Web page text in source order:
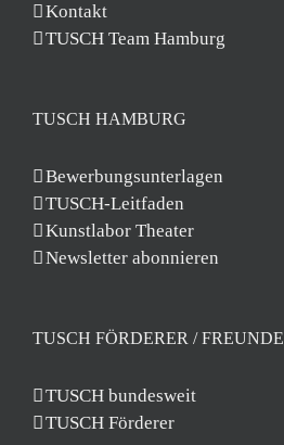
Kontakt
TUSCH Team Hamburg
TUSCH HAMBURG
Bewerbungsunterlagen
TUSCH-Leitfaden
Kunstlabor Theater
Newsletter abonnieren
TUSCH FÖRDERER / FREUNDE
TUSCH bundesweit
TUSCH Förderer